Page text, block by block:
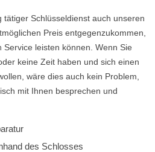
Schlüsseldienst auch unseren
Preis entgegenzukommen,
leisten können. Wenn Sie
keine Zeit haben und sich einen
wäre dies auch kein Problem,
mit Ihnen besprechen und
des Schlosses